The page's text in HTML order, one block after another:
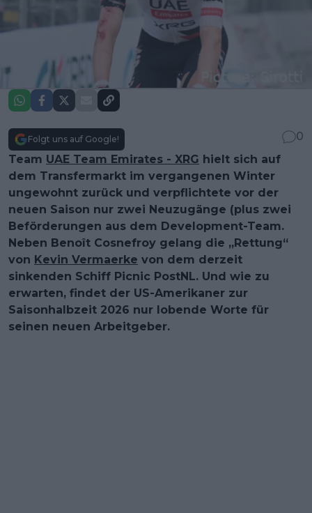
Folgt uns auf Google!
0
Team UAE Team Emirates - XRG hielt sich auf
dem Transfermarkt im vergangenen Winter
ungewohnt zurück und verpflichtete vor der
neuen Saison nur zwei Neuzugänge (plus zwei
Beförderungen aus dem Development-Team.
Neben Benoît Cosnefroy gelang die „Rettung“
von Kevin Vermaerke von dem derzeit
sinkenden Schiff Picnic PostNL. Und wie zu
erwarten, findet der US-Amerikaner zur
Saisonhalbzeit 2026 nur lobende Worte für
seinen neuen Arbeitgeber.